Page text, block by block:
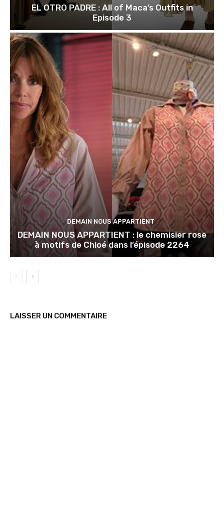
EL OTRO PADRE : All of Maca’s Outfits in
Episode 3
DEMAIN NOUS APPARTIENT
DEMAIN NOUS APPARTIENT : le chemisier rose
à motifs de Chloé dans l’épisode 2264
LAISSER UN COMMENTAIRE